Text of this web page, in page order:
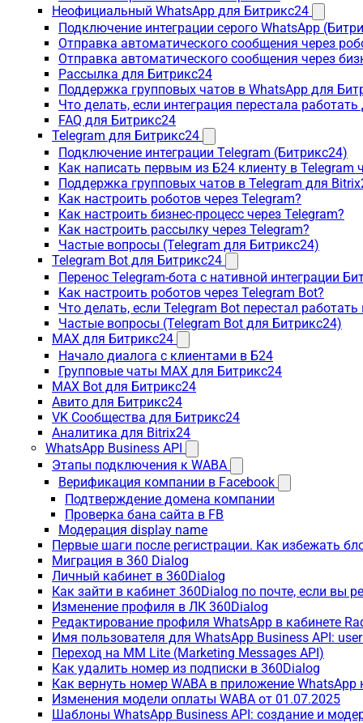
Неофициальный WhatsApp для Битрикс24
Подключение интеграции серого WhatsApp
Отправка автоматического сообщения через
Отправка автоматического сообщения через
Рассылка для Битрикс24
Поддержка групповых чатов в WhatsApp для
Что делать, если интеграция перестала
FAQ для Битрикс24
Telegram для Битрикс24
Подключение интеграции Telegram (Битрикс24)
Как написать первым из Б24 клиенту в Telegram
Поддержка групповых чатов в Telegram для
Как настроить роботов через Telegram?
Как настроить бизнес-процесс через Telegram?
Как настроить рассылку через Telegram?
Частые вопросы (Telegram для Битрикс24)
Telegram Bot для Битрикс24
Перенос Telegram-бота с нативной интеграции
Как настроить роботов через Telegram Bot?
Что делать, если Telegram Bot перестал
Частые вопросы (Telegram Bot для Битрикс24)
MAX для Битрикс24
Начало диалога с клиентами в Б24
Групповые чаты MAX для Битрикс24
MAX Bot для Битрикс24
Авито для Битрикс24
VK Сообщества для Битрикс24
Аналитика для Bitrix24
WhatsApp Business API
Этапы подключения к WABA
Верификация компании в Facebook
Подтверждение домена компании
Проверка бана сайта в FB
Модерация display name
Первые шаги после регистрации. Как избежать
Миграция в 360 Dialog
Личный кабинет в 360Dialog
Как зайти в кабинет 360Dialog по почте, если вы
Изменение профиля в ЛК 360Dialog
Редактирование профиля WhatsApp в кабинете
Имя пользователя для WhatsApp Business API:
Переход на MM Lite (Marketing Messages API)
Как удалить номер из подписки в 360Dialog
Как вернуть номер WABA в приложение WhatsApp
Изменения модели оплаты WABA от 01.07.2025
Шаблоны WhatsApp Business API: создание и